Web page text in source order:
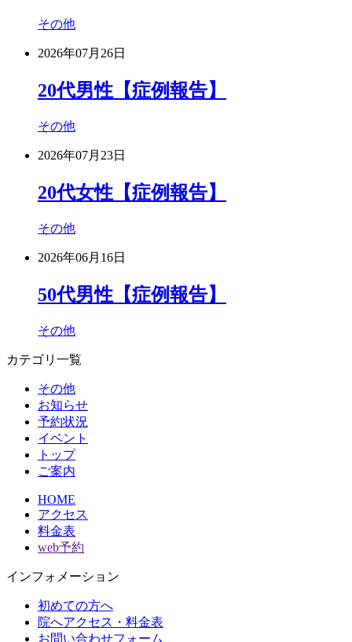
その他
2026年07月26日
20代男性【症例報告】
その他
2026年07月23日
20代女性【症例報告】
その他
2026年06月16日
50代男性【症例報告】
その他
カテゴリ一覧
その他
お知らせ
予約状況
イベント
トップ
ご案内
HOME
アクセス
料金表
web予約
インフォメーション
初めての方へ
院へアクセス・料金表
お問い合わせフォーム